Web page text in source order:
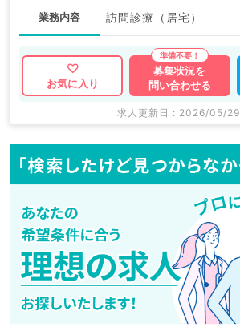
業務内容 訪問診療（居宅）
お気に入り
募集状況を
問い合わせる
求人更新日 : 2026/05/29